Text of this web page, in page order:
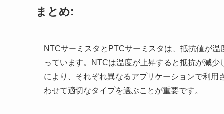
まとめ:
NTCサーミスタとPTCサーミスタは、抵抗値が
っています。NTCは温度が上昇すると抵抗が減
により、それぞれ異なるアプリケーションで利
わせて適切なタイプを選ぶことが重要です。